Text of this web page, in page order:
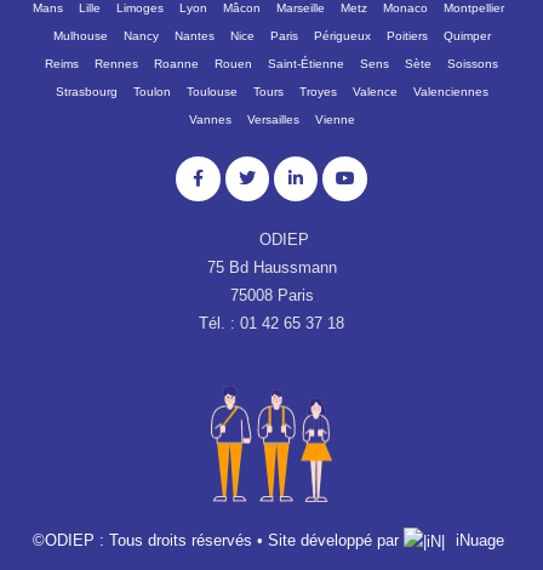
Mans Lille Limoges Lyon Mâcon Marseille Metz Monaco Montpellier
Mulhouse Nancy Nantes Nice Paris Périgueux Poitiers Quimper
Reims Rennes Roanne Rouen Saint-Étienne Sens Sète Soissons
Strasbourg Toulon Toulouse Tours Troyes Valence Valenciennes
Vannes Versailles Vienne
ODIEP
75 Bd Haussmann
75008 Paris
Tél. : 01 42 65 37 18
©ODIEP : Tous droits réservés • Site développé par iNuage